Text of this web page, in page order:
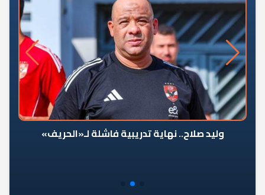
وليد صلاح.. نهاية تدريبية فاشلة لـ«الحريف»